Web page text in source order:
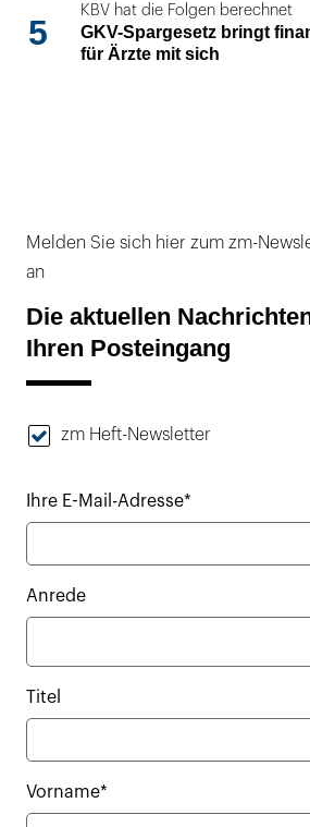
5
KBV hat die Folgen berechnet
GKV-Spargesetz bringt
für Ärzte mit sich
Melden Sie sich hier zum zm-
an
Die aktuellen
Ihren Posteingang
zm Heft-Newsletter
Ihre E-Mail-Adresse*
Anrede
Titel
Vorname*